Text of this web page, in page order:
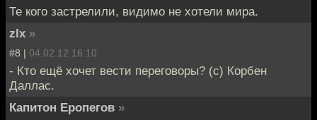
Те кого застрелили, видимо не хотели мира.
zlx »
#8 | 04.02.12 16:10
- Кто ещё хочет вести переговоры? (с) Корбен
Даллас.
Капитон Еропегов »